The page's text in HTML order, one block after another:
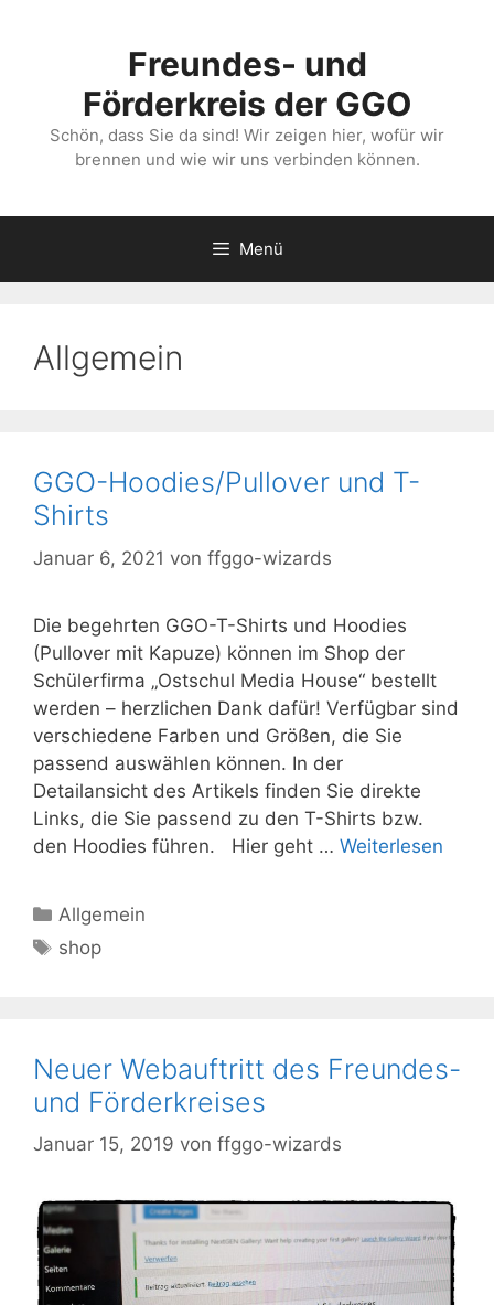
Freundes- und
Förderkreis der GGO
Schön, dass Sie da sind! Wir zeigen hier, wofür wir
brennen und wie wir uns verbinden können.
Menü
Allgemein
GGO-Hoodies/Pullover und T-
Shirts
Januar 6, 2021 von ffggo-wizards
Die begehrten GGO-T-Shirts und Hoodies
(Pullover mit Kapuze) können im Shop der
Schülerfirma „Ostschul Media House“ bestellt
werden – herzlichen Dank dafür! Verfügbar sind
verschiedene Farben und Größen, die Sie
passend auswählen können. In der
Detailansicht des Artikels finden Sie direkte
Links, die Sie passend zu den T-Shirts bzw.
den Hoodies führen. Hier geht … Weiterlesen
Kategorien
Allgemein
Schlagwörter
shop
Neuer Webauftritt des Freundes-
und Förderkreises
Januar 15, 2019 von ffggo-wizards